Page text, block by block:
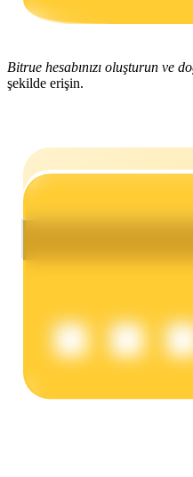
Nasıl kârlı kalabileceğinizi
Bitrue hesabınızı oluşturun ve
şekilde erişin.